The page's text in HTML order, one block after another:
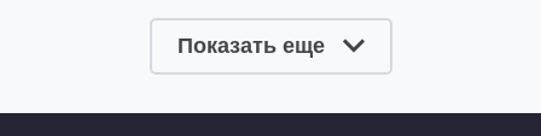
Показать еще